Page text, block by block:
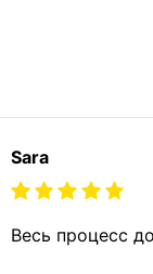
Sara
Весь процесс